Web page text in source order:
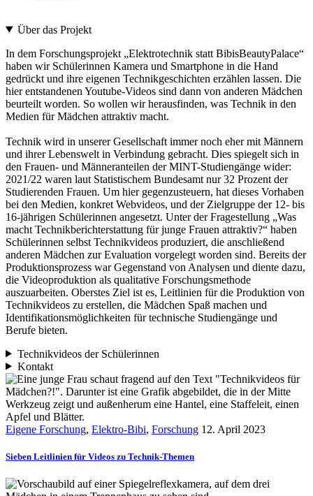
Über das Projekt
In dem Forschungsprojekt „Elektrotechnik statt BibisBeautyPalace“
haben wir Schülerinnen Kamera und Smartphone in die Hand
gedrückt und ihre eigenen Technikgeschichten erzählen lassen. Die
hier entstandenen Youtube-Videos sind dann von anderen Mädchen
beurteilt worden. So wollen wir herausfinden, was Technik in den
Medien für Mädchen attraktiv macht.
Technik wird in unserer Gesellschaft immer noch eher mit Männern
und ihrer Lebenswelt in Verbindung gebracht. Dies spiegelt sich in
den Frauen- und Männeranteilen der MINT-Studiengänge wider:
2021/22 waren laut Statistischem Bundesamt nur 32 Prozent der
Studierenden Frauen. Um hier gegenzusteuern, hat dieses Vorhaben
bei den Medien, konkret Webvideos, und der Zielgruppe der 12- bis
16-jährigen Schülerinnen angesetzt. Unter der Fragestellung „Was
macht Technikberichterstattung für junge Frauen attraktiv?“ haben
Schülerinnen selbst Technikvideos produziert, die anschließend
anderen Mädchen zur Evaluation vorgelegt worden sind. Bereits der
Produktionsprozess war Gegenstand von Analysen und diente dazu,
die Videoproduktion als qualitative Forschungsmethode
auszuarbeiten. Oberstes Ziel ist es, Leitlinien für die Produktion von
Technikvideos zu erstellen, die Mädchen Spaß machen und
Identifikationsmöglichkeiten für technische Studiengänge und
Berufe bieten.
Technikvideos der Schülerinnen
Kontakt
Eigene Forschung, Elektro-Bibi, Forschung 12. April 2023
Sieben Leitlinien für Videos zu Technik-Themen